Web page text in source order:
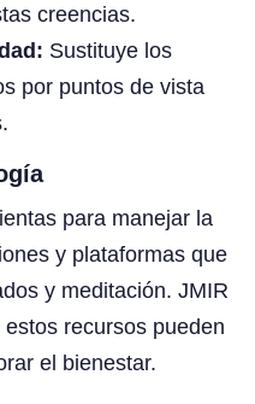
creencias.
Sustituye los
por puntos de vista
para manejar la
y plataformas que
y meditación. JMIR
recursos pueden
el bienestar.